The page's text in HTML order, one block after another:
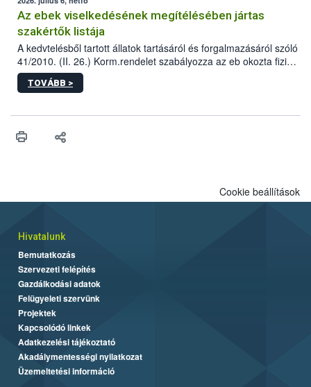
Az ebek viselkedésének megítélésében jártas
szakértők listája
A kedvtelésből tartott állatok tartásáról és forgalmazásáról szóló
41/2010. (II. 26.) Korm.rendelet szabályozza az eb okozta fizikai
sérülés, illetve ennek veszélye keletkezésekor felmerülő
hatósági feladatokat, valamint a veszélyes eb tartását és annak
vonni az ebek viselkedésének megítélésében jártas szakértőt.
TOVÁBB >
Cookie beállítások
Hivatalunk
Bemutatkozás
Szervezeti felépítés
Gazdálkodási adatok
Felügyeleti szervünk
Projektek
Kapcsolódó linkek
Adatkezelési tájékoztató
Akadálymentességi nyilatkozat
Üzemeltetési információ